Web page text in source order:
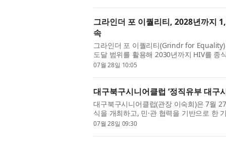
그라인더 포 이퀄리티, 2028년까지
속
그라인더 포 이퀄리티(Grindr for
도달 범위를 활용해 2030년까지 HIV를 종
만명의 LGBTQ+ 사람들을 HIV 예방 서비
07월 28일 10:05
대구북구시니어클럽 ‘정직유부 대구
대구북구시니어클럽(관장 이숙희)은 7월
식을 개최하고, 민·관 협력을 기반으로 한
직유부 대구사회공헌점은 대구광역시가 공
07월 28일 09:30